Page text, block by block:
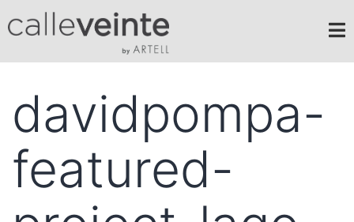
davidpompa-
featured-